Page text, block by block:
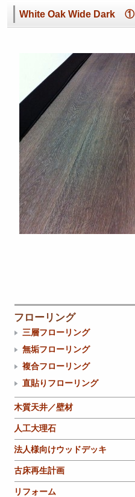
White Oak Wide Dark ①
フローリング
三層フローリング
無垢フローリング
複合フローリング
直貼りフローリング
木質天井／壁材
人工大理石
法人様向けウッドデッキ
古床再生計画
リフォーム